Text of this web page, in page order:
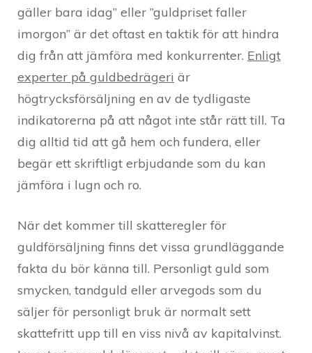
gäller bara idag” eller ”guldpriset faller
imorgon” är det oftast en taktik för att hindra
dig från att jämföra med konkurrenter. Enligt
experter på guldbedrägeri är
högtrycksförsäljning en av de tydligaste
indikatorerna på att något inte står rätt till. Ta
dig alltid tid att gå hem och fundera, eller
begär ett skriftligt erbjudande som du kan
jämföra i lugn och ro.
När det kommer till skatteregler för
guldförsäljning finns det vissa grundläggande
fakta du bör känna till. Personligt guld som
smycken, tandguld eller arvegods som du
säljer för personligt bruk är normalt sett
skattefritt upp till en viss nivå av kapitalvinst.